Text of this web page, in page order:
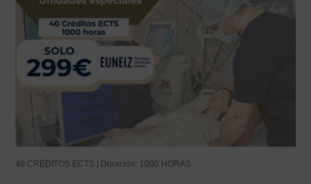
40 CRÉDITOS ECTS | Duración: 1000 HORAS